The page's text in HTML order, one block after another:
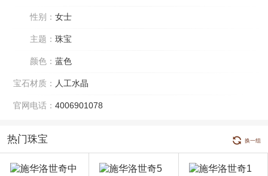
性别： 女士
主题： 珠宝
颜色： 蓝色
宝石材质： 人工水晶
官网电话： 4006901078
热门珠宝 换一组